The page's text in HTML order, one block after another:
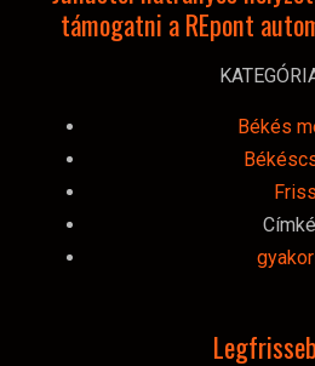
támogatni a REpont
Békés
Friss